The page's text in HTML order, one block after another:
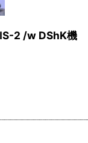
2 /w DShK機